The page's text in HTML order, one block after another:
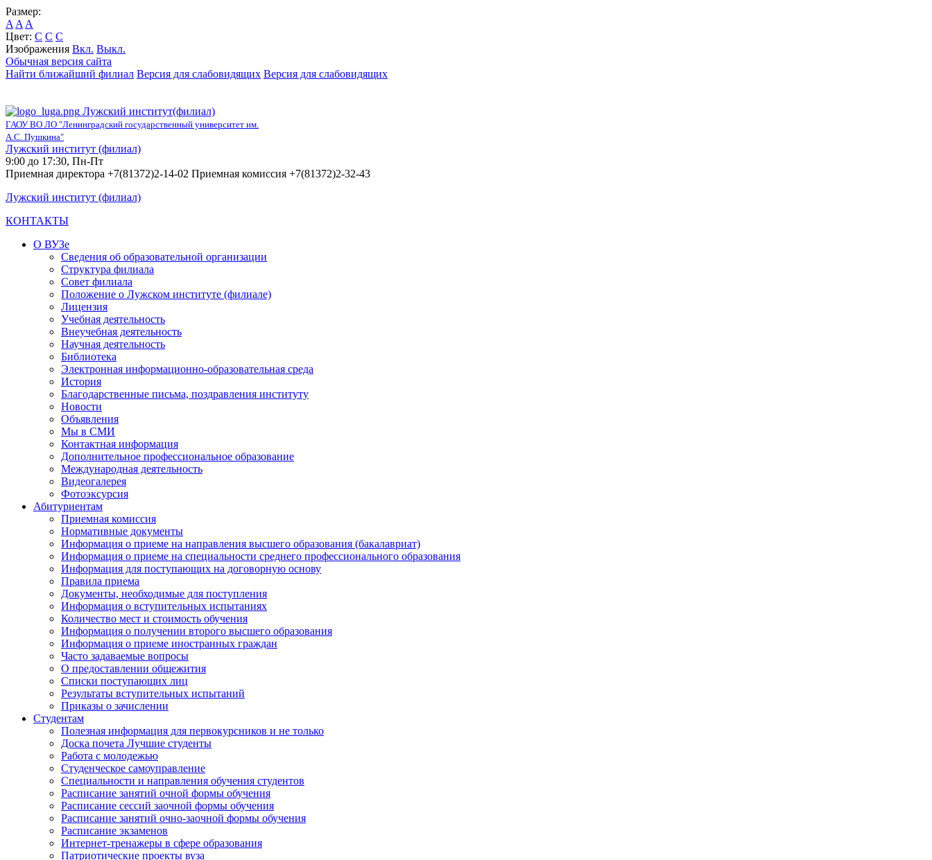
Размер:
A A A
Цвет: C C C
Изображения Вкл. Выкл.
Обычная версия сайта
Найти ближайший филиал Версия для слабовидящих Версия для слабовидящих
Лужский институт(филиал)
ГАОУ ВО ЛО "Ленинградский государственный университет им.
А.С. Пушкина"
Лужский институт (филиал)
9:00 до 17:30, Пн-Пт
Приемная директора +7(81372)2-14-02 Приемная комиссия +7(81372)2-32-43
Лужский институт (филиал)
КОНТАКТЫ
О ВУЗе
Сведения об образовательной организации
Структура филиала
Совет филиала
Положение о Лужском институте (филиале)
Лицензия
Учебная деятельность
Внеучебная деятельность
Научная деятельность
Библиотека
Электронная информационно-образовательная среда
История
Благодарственные письма, поздравления институту
Новости
Объявления
Мы в СМИ
Контактная информация
Дополнительное профессиональное образование
Международная деятельность
Видеогалерея
Фотоэксурсия
Абитуриентам
Приемная комиссия
Нормативные документы
Информация о приеме на направления высшего образования (бакалавриат)
Информация о приеме на специальности среднего профессионального образования
Информация для поступающих на договорную основу
Правила приема
Документы, необходимые для поступления
Информация о вступительных испытаниях
Количество мест и стоимость обучения
Информация о получении второго высшего образования
Информация о приеме иностранных граждан
Часто задаваемые вопросы
О предоставлении общежития
Списки поступающих лиц
Результаты вступительных испытаний
Приказы о зачислении
Студентам
Полезная информация для первокурсников и не только
Доска почета Лучшие студенты
Работа с молодежью
Студенческое самоуправление
Специальности и направления обучения студентов
Расписание занятий очной формы обучения
Расписание сессий заочной формы обучения
Расписание занятий очно-заочной формы обучения
Расписание экзаменов
Интернет-тренажеры в сфере образования
Патриотические проекты вуза